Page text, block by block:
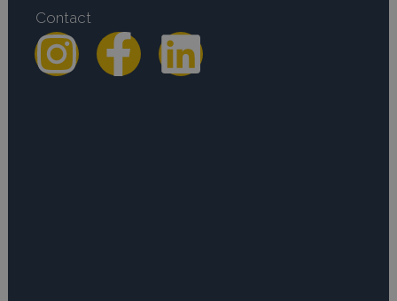
Contact